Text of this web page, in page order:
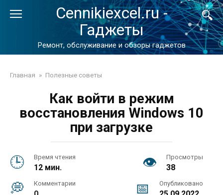
Cennikiexcel.ru -
Гаджеты
Ремонт, обслуживание и обзоры гаджетов
Главная » Полезные советы
Как войти в режим
восстановления Windows 10
при загрузке
Время чтения
12 мин.
Просмотры
38
Комментарии Опубликовано